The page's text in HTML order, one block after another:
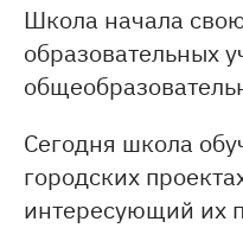
Школа начала
образовательных
Сегодня школа
городских
интересующий их